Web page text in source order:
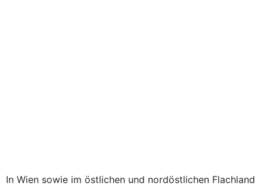
In Wien sowie im östlichen und nordöstlichen Flachland